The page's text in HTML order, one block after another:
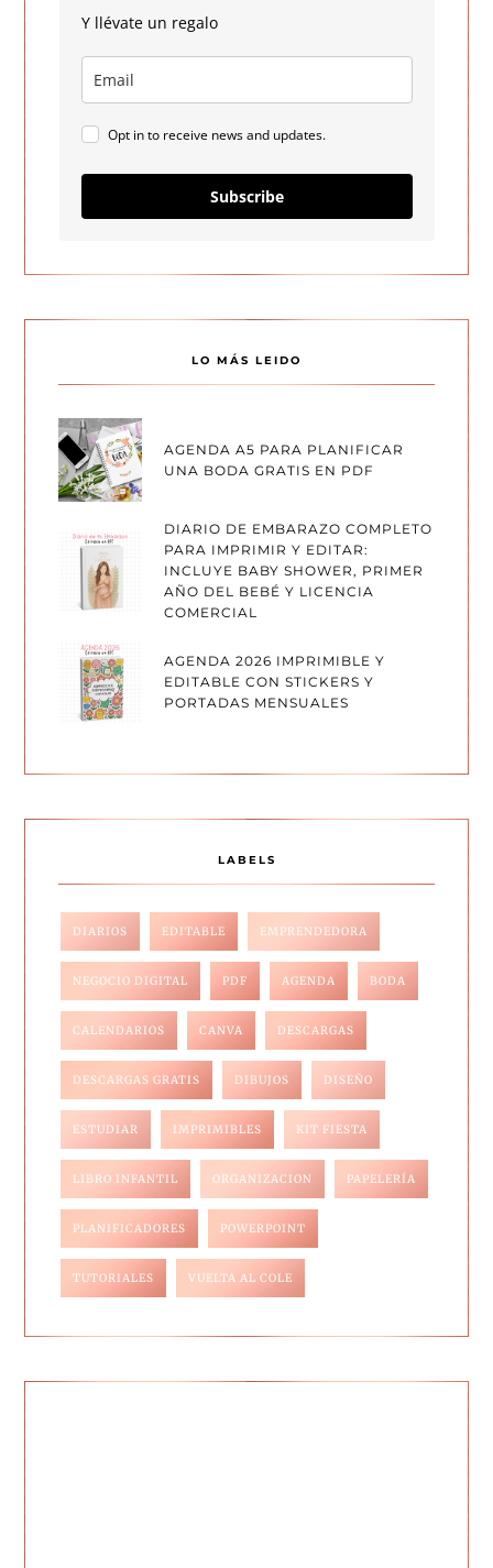
Y llévate un regalo
Opt in to receive news and updates.
Subscribe
LO MÁS LEIDO
AGENDA A5 PARA PLANIFICAR
UNA BODA GRATIS EN PDF
DIARIO DE EMBARAZO COMPLETO
PARA IMPRIMIR Y EDITAR:
INCLUYE BABY SHOWER, PRIMER
AÑO DEL BEBÉ Y LICENCIA
COMERCIAL
AGENDA 2026 IMPRIMIBLE Y
EDITABLE CON STICKERS Y
PORTADAS MENSUALES
LABELS
DIARIOS EDITABLE EMPRENDEDORA
NEGOCIO DIGITAL PDF AGENDA BODA
CALENDARIOS CANVA DESCARGAS
DESCARGAS GRATIS DIBUJOS DISEÑO
ESTUDIAR IMPRIMIBLES KIT FIESTA
LIBRO INFANTIL ORGANIZACION PAPELERÍA
PLANIFICADORES POWERPOINT
TUTORIALES VUELTA AL COLE